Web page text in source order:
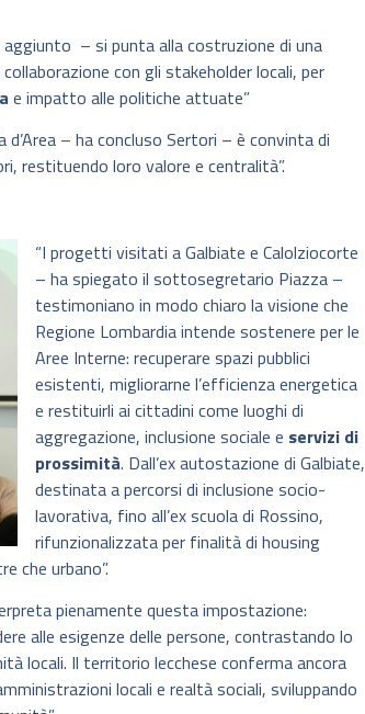
– si punta alla costruzione di una
con gli stakeholder locali, per
e impatto alle politiche attuate”
– ha concluso Sertori – è convinta di
restituendo loro valore e centralità”.
“I progetti visitati a Galbiate e Calolziocorte
– ha spiegato il sottosegretario Piazza –
testimoniano in modo chiaro la visione che
Regione Lombardia intende sostenere per le
Aree Interne: recuperare spazi pubblici
esistenti, migliorarne l’efficienza energetica
e restituirli ai cittadini come luoghi di
aggregazione, inclusione sociale e servizi di
prossimità. Dall’ex autostazione di Galbiate,
destinata a percorsi di inclusione socio-
lavorativa, fino all’ex scuola di Rossino,
rifunzionalizzata per finalità di housing
che urbano”.
pienamente questa impostazione:
alle esigenze delle persone, contrastando lo
locali. Il territorio lecchese conferma ancora
locali e realtà sociali, sviluppando